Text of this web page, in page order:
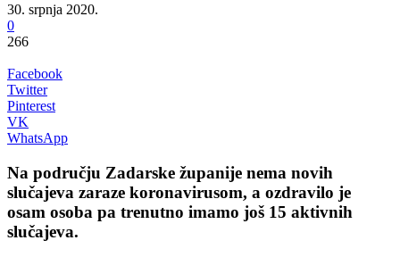
30. srpnja 2020.
0
266
Facebook
Twitter
Pinterest
VK
WhatsApp
Na području Zadarske županije nema novih
slučajeva zaraze koronavirusom, a ozdravilo je
osam osoba pa trenutno imamo još 15 aktivnih
slučajeva.